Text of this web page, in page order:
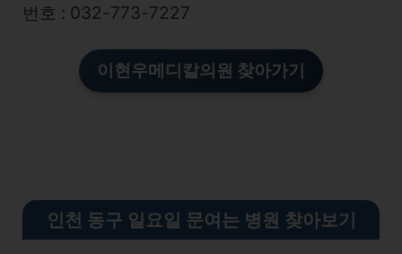
번호 : 032-773-7227
이현우메디칼의원 찾아가기
인천 동구 일요일 문여는 병원 찾아보기